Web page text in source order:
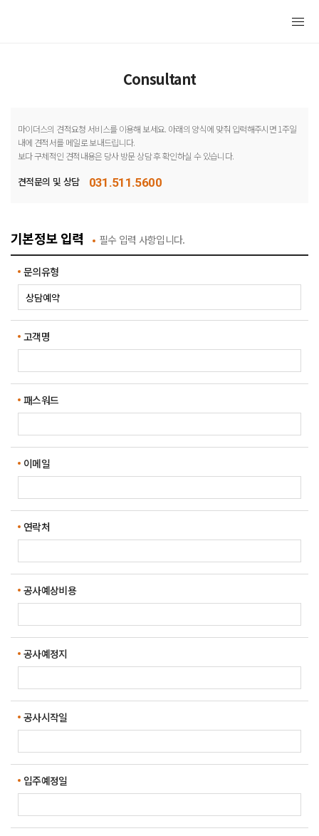
Consultant
마이더스의 견적요청 서비스를 이용해 보세요. 아래의 양식에 맞춰 입력해주시면 1주일
내에 견적서를 메일로 보내드립니다.
보다 구체적인 견적내용은 당사 방문 상담 후 확인하실 수 있습니다.
견적문의 및 상담 031.511.5600
기본정보 입력 필수 입력 사항입니다.
문의유형
고객명
패스워드
이메일
연락처
공사예상비용
공사예정지
공사시작일
입주예정일